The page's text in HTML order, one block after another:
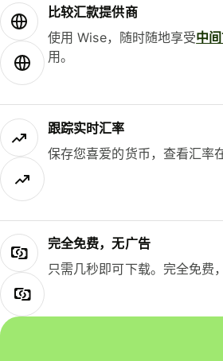
比较汇款提供商
使用 Wise，随时随地享受中
用。
跟踪实时汇率
保存您喜爱的货币，查看汇率
完全免费，无广告
只需几秒即可下载。完全免费